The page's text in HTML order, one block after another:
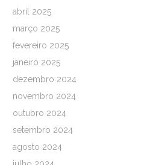
abril 2025
março 2025
fevereiro 2025
janeiro 2025
dezembro 2024
novembro 2024
outubro 2024
setembro 2024
agosto 2024